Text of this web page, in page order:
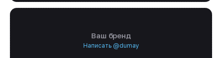
Ваш бренд
Написать @dumay